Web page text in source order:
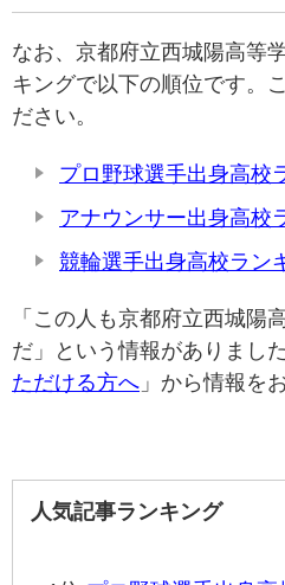
なお、京都府立西城陽高等
キングで以下の順位です。
ださい。
プロ野球選手出身高校
アナウンサー出身高校
競輪選手出身高校ラン
「この人も京都府立西城陽
だ」という情報がありまし
ただける方へ 」から情報を
人気記事ランキング